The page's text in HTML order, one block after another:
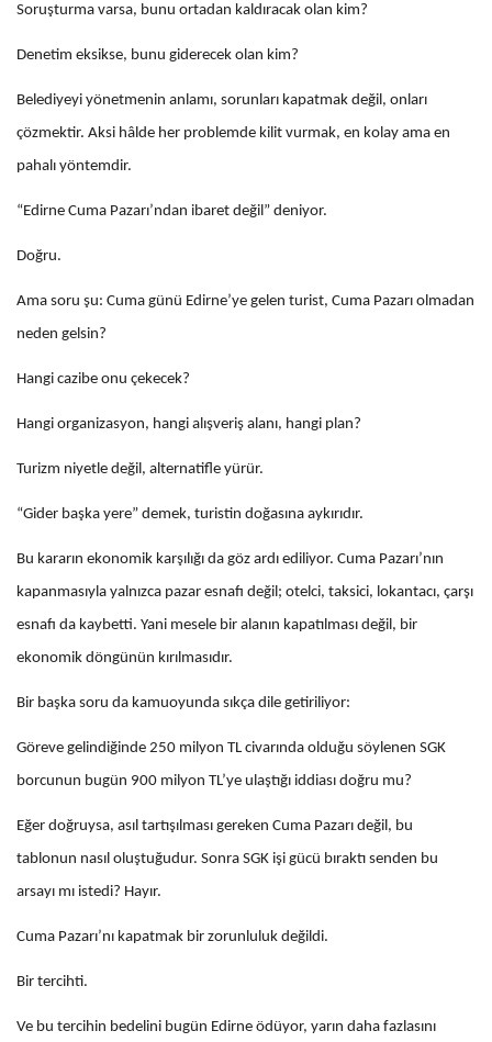
Soruşturma varsa, bunu ortadan kaldıracak olan kim?
Denetim eksikse, bunu giderecek olan kim?
Belediyeyi yönetmenin anlamı, sorunları kapatmak değil, onları
çözmektir. Aksi hâlde her problemde kilit vurmak, en kolay ama en
pahalı yöntemdir.
“Edirne Cuma Pazarı’ndan ibaret değil” deniyor.
Doğru.
Ama soru şu: Cuma günü Edirne’ye gelen turist, Cuma Pazarı olmadan
neden gelsin?
Hangi cazibe onu çekecek?
Hangi organizasyon, hangi alışveriş alanı, hangi plan?
Turizm niyetle değil, alternatifle yürür.
“Gider başka yere” demek, turistin doğasına aykırıdır.
Bu kararın ekonomik karşılığı da göz ardı ediliyor. Cuma Pazarı’nın
kapanmasıyla yalnızca pazar esnafı değil; otelci, taksici, lokantacı, çarşı
esnafı da kaybetti. Yani mesele bir alanın kapatılması değil, bir
ekonomik döngünün kırılmasıdır.
Bir başka soru da kamuoyunda sıkça dile getiriliyor:
Göreve gelindiğinde 250 milyon TL civarında olduğu söylenen SGK
borcunun bugün 900 milyon TL’ye ulaştığı iddiası doğru mu?
Eğer doğruysa, asıl tartışılması gereken Cuma Pazarı değil, bu
tablonun nasıl oluştuğudur. Sonra SGK işi gücü bıraktı senden bu
arsayı mı istedi? Hayır.
Cuma Pazarı’nı kapatmak bir zorunluluk değildi.
Bir tercihti.
Ve bu tercihin bedelini bugün Edirne ödüyor, yarın daha fazlasını